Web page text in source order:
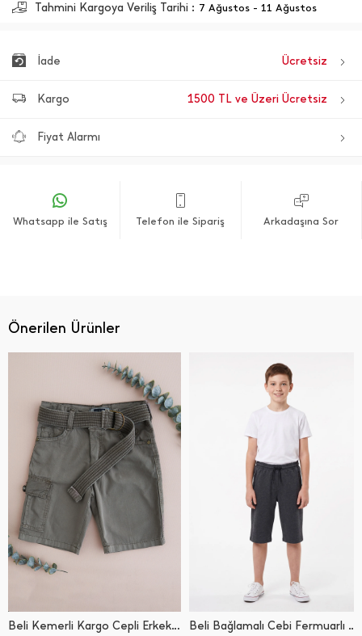
Tahmini Kargoya Veriliş Tarihi : 7 Ağustos - 11 Ağustos
İade Ücretsiz
Kargo 1500 TL ve Üzeri Ücretsiz
Fiyat Alarmı
Whatsapp ile Satış Telefon ile Sipariş Arkadaşına Sor
Önerilen Ürünler
Beli Kemerli Kargo Cepli Erkek Çocuk Kapri
Beli Bağlamalı Cebi Fermuarlı Erkek Çocuk Kapri